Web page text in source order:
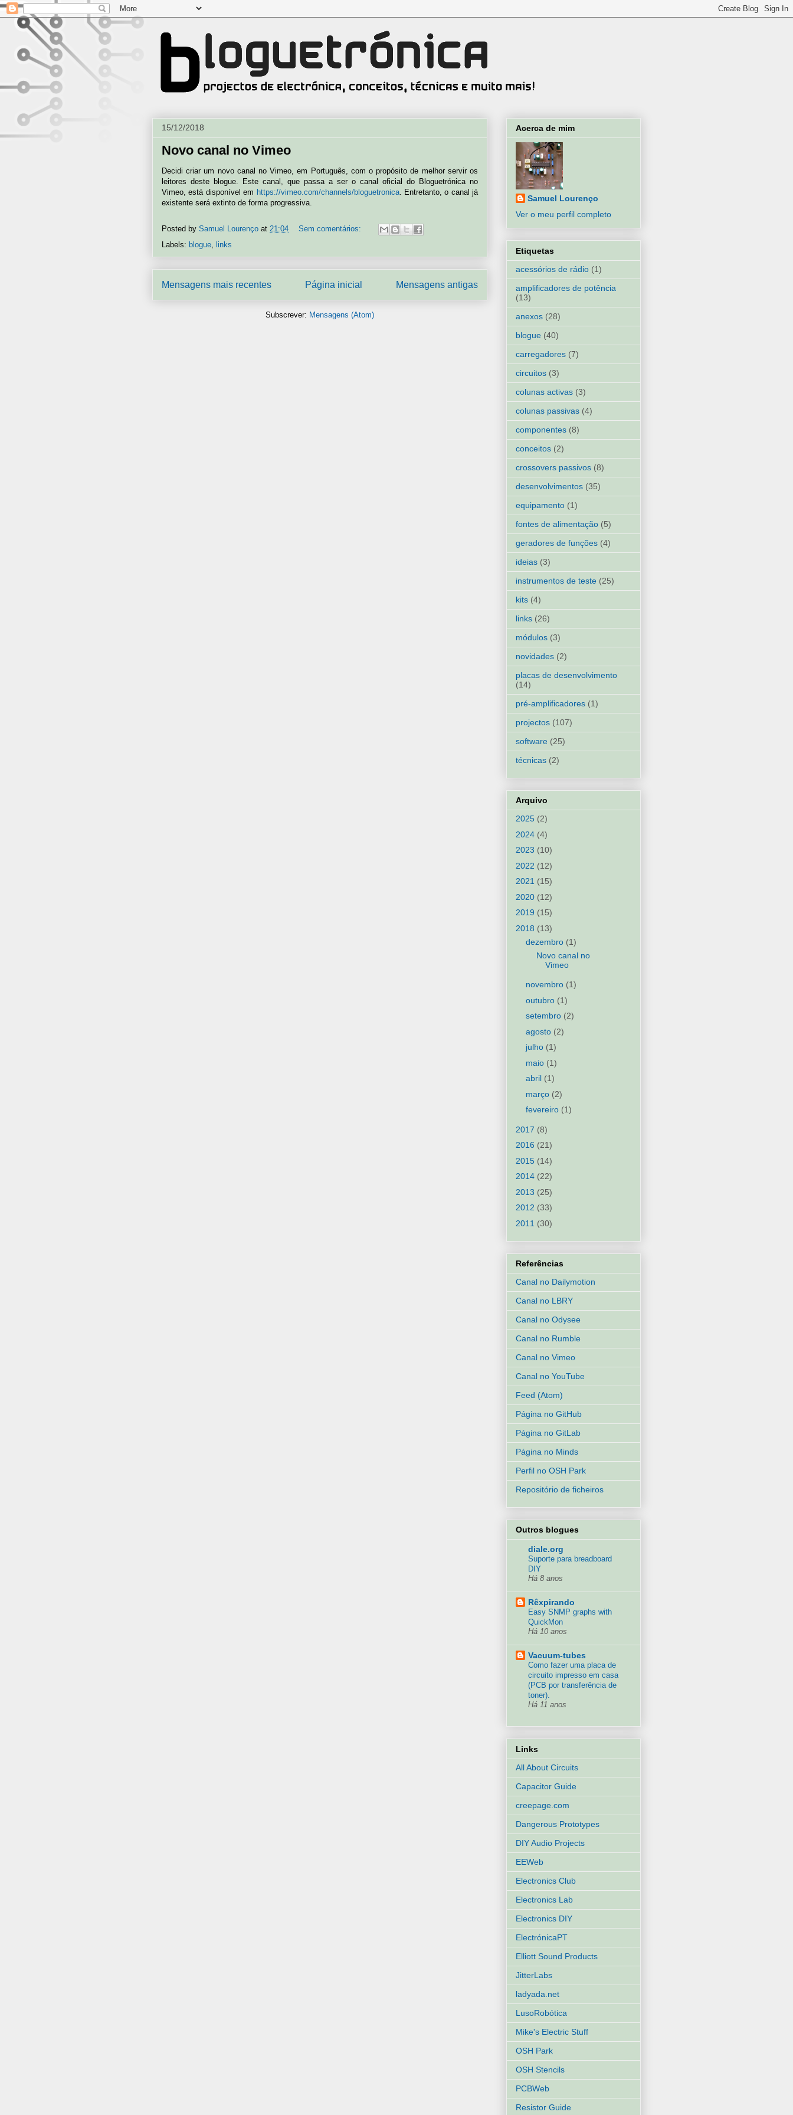
15/12/2018
Novo canal no Vimeo
Decidi criar um novo canal no Vimeo, em Português, com o propósito de melhor servir os
leitores deste blogue. Este canal, que passa a ser o canal oficial do Bloguetrónica no
Vimeo, está disponível em https://vimeo.com/channels/bloguetronica. Entretanto, o canal já
existente será extinto de forma progressiva.
Posted by Samuel Lourenço at 21:04
Sem comentários:
Labels: blogue, links
Mensagens mais recentes Mensagens antigas
Página inicial
Subscrever: Mensagens (Atom)
Acerca de mim
Samuel Lourenço
Ver o meu perfil completo
Etiquetas
acessórios de rádio (1)
amplificadores de potência
(13)
anexos (28)
blogue (40)
carregadores (7)
circuitos (3)
colunas activas (3)
colunas passivas (4)
componentes (8)
conceitos (2)
crossovers passivos (8)
desenvolvimentos (35)
equipamento (1)
fontes de alimentação (5)
geradores de funções (4)
ideias (3)
instrumentos de teste (25)
kits (4)
links (26)
módulos (3)
novidades (2)
placas de desenvolvimento
(14)
pré-amplificadores (1)
projectos (107)
software (25)
técnicas (2)
Arquivo
2025 (2)
2024 (4)
2023 (10)
2022 (12)
2021 (15)
2020 (12)
2019 (15)
2018 (13)
dezembro (1)
Novo canal no
Vimeo
novembro (1)
outubro (1)
setembro (2)
agosto (2)
julho (1)
maio (1)
abril (1)
março (2)
fevereiro (1)
2017 (8)
2016 (21)
2015 (14)
2014 (22)
2013 (25)
2012 (33)
2011 (30)
Referências
Canal no Dailymotion
Canal no LBRY
Canal no Odysee
Canal no Rumble
Canal no Vimeo
Canal no YouTube
Feed (Atom)
Página no GitHub
Página no GitLab
Página no Minds
Perfil no OSH Park
Repositório de ficheiros
Outros blogues
diale.org
Suporte para breadboard
DIY
Há 8 anos
Rêxpirando
Easy SNMP graphs with
QuickMon
Há 10 anos
Vacuum-tubes
Como fazer uma placa de
circuito impresso em casa
(PCB por transferência de
toner).
Há 11 anos
Links
All About Circuits
Capacitor Guide
creepage.com
Dangerous Prototypes
DIY Audio Projects
EEWeb
Electronics Club
Electronics Lab
Electronics DIY
ElectrónicaPT
Elliott Sound Products
JitterLabs
ladyada.net
LusoRobótica
Mike's Electric Stuff
OSH Park
OSH Stencils
PCBWeb
Resistor Guide